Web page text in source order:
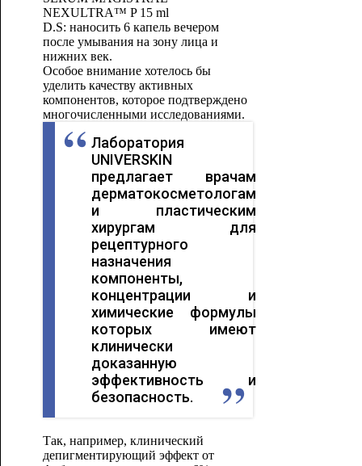
NEXULTRA™ P 15 ml
D.S: наносить 6 капель вечером
после умывания на зону лица и
нижних век.
Особое внимание хотелось бы
уделить качеству активных
компонентов, которое подтверждено
многочисленными исследованиями.
Лаборатория
UNIVERSKIN
предлагает врачам
дерматокосметологам
и пластическим
хирургам для
рецептурного
назначения
компоненты,
концентрации и
химические формулы
которых имеют
клинически
доказанную
эффективность и
безопасность.
Так, например, клинический
депигментирующий эффект от